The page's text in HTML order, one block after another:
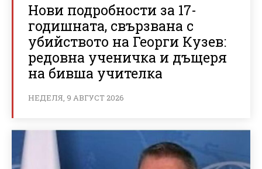
Нови подробности за 17-
годишната, свързвана с
убийството на Георги Кузев:
редовна ученичка и дъщеря
на бивша учителка
НЕДЕЛЯ, 9 АВГУСТ 2026